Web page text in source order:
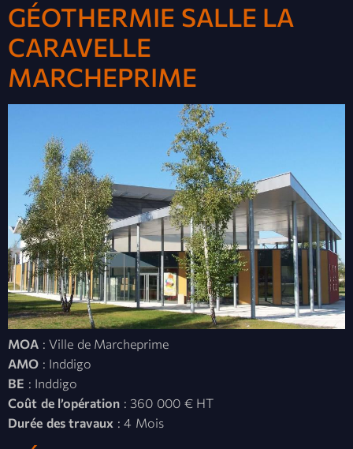
GÉOTHERMIE SALLE LA
CARAVELLE
MARCHEPRIME
MOA : Ville de Marcheprime
AMO : Inddigo
BE : Inddigo
Coût de l’opération : 360 000 € HT
Durée des travaux : 4 Mois